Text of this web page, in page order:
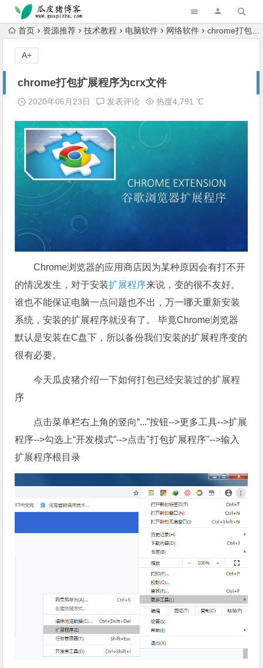
跳转到主内容
首页 资源推荐 技术教程 电脑软件 网络软件 chrome打包扩展程序为crx文件
chrome打包扩展程序为crx文件
2020年06月23日 发表评论 热度4,791 ℃
Chrome浏览器的应用商店因为某种原因会有打不开
的情况发生，对于安装扩展程序来说，变的很不友好。
谁也不能保证电脑一点问题也不出，万一哪天重新安装
系统，安装的扩展程序就没有了。 毕竟Chrome浏览器
默认是安装在C盘下，所以备份我们安装的扩展程序变的
很有必要。
今天瓜皮猪介绍一下如何打包已经安装过的扩展程
序
点击菜单栏右上角的竖向“...”按钮-->更多工具-->扩展
程序-->勾选上“开发模式”-->点击"打包扩展程序"-->输入
扩展程序根目录
A+